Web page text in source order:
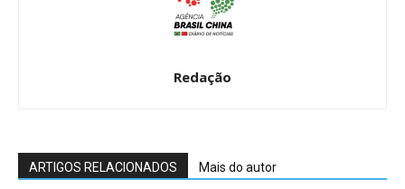
Redação
ARTIGOS RELACIONADOS Mais do autor